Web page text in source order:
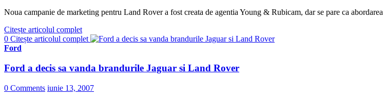
Noua campanie de marketing pentru Land Rover a fost creata de agentia Young & Rubicam, dar se pare ca abordarea
Citește articolul complet
0 Citește articolul complet
Ford
Ford a decis sa vanda brandurile Jaguar si Land Rover
0 Comments iunie 13, 2007